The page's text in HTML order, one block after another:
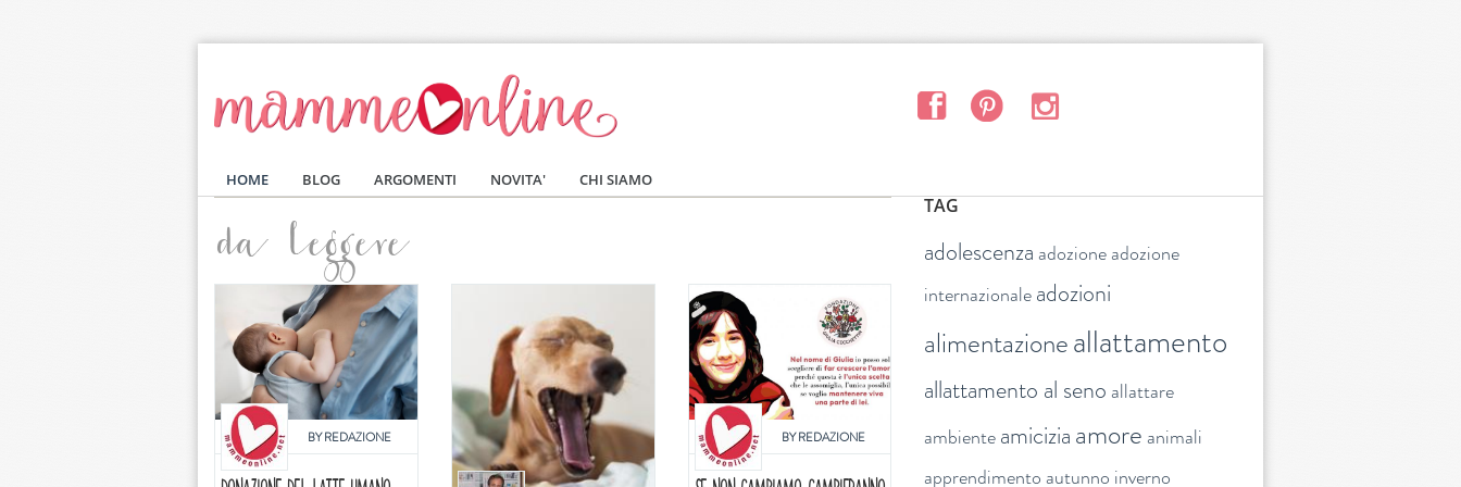
HOME BLOG ARGOMENTI NOVITA' CHI SIAMO
da leggere
BYREDAZIONE BYREDAZIONE
TAG
adolescenza adozioneadozione
internazionaleadozioni
alimentazioneallattamento
allattamento al seno allattare
ambienteamiciziaamore animali
apprendimento autunno inverno